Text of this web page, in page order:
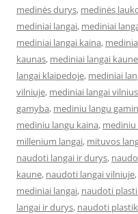
medinės durys, medinės
mediniai langai, mediniai
mediniai langai kaina,
kaunas, mediniai langai kaune
langai klaipedoje, mediniai
vilniuje, mediniai langai vilnius
gamyba, mediniu langu
mediniu langu kaina, mediniu
millenium langai, mituvos
naudoti langai ir durys,
kaune, naudoti langai vilniuje,
mediniai langai, naudoti
langai ir durys, naudoti